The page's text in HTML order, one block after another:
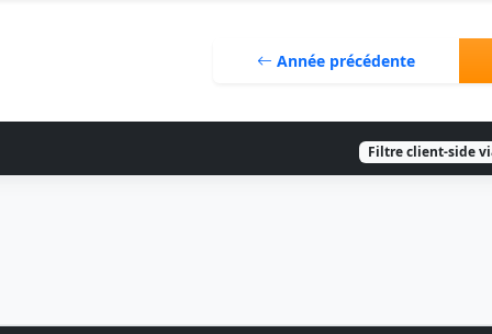
Année précédente
Filtre client-side